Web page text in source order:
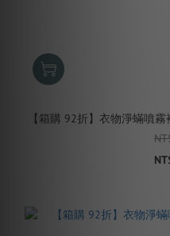
【箱購 92折】衣物淨蟎噴